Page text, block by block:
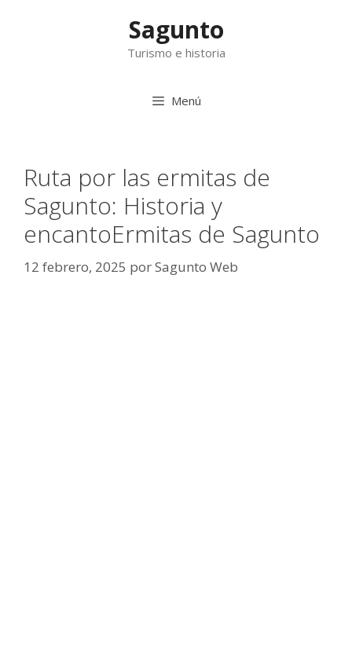
Sagunto
Turismo e historia
Menú
Ruta por las ermitas de
Sagunto: Historia y
encantoErmitas de Sagunto
12 febrero, 2025 porSagunto Web